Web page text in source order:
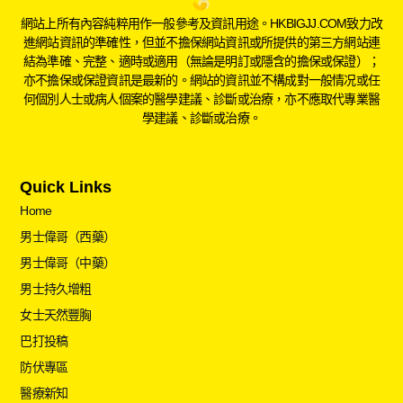
網站上所有內容純粹用作一般參考及資訊用途。HKBIGJJ.COM致力改
進網站資訊的準確性，但並不擔保網站資訊或所提供的第三方網站連
結為準確、完整、適時或適用（無論是明訂或隱含的擔保或保證）；
亦不擔保或保證資訊是最新的。網站的資訊並不構成對一般情况或任
何個別人士或病人個案的醫學建議、診斷或治療，亦不應取代專業醫
學建議、診斷或治療。
Quick Links
Home
男士偉哥（西藥）
男士偉哥（中藥）
男士持久增粗
女士天然豐胸
巴打投稿
防伏專區
醫療新知